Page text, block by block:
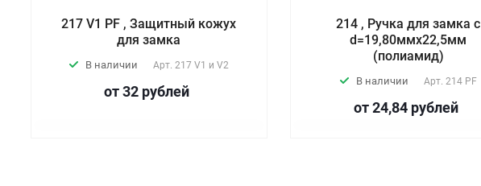
217 V1 PF , Защитный кожух
для замка
В наличии Арт. 217 V1 и V2
от 32 рублей
214 , Ручка для замка с
d=19,80ммх22,5мм
(полиамид)
В наличии Арт. 214 PF
от 24,84 рублей